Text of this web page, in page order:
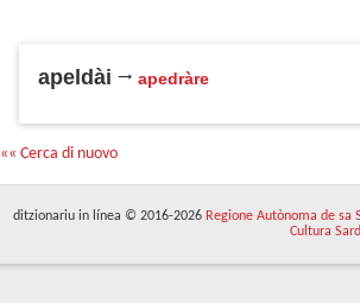
apeldài apedràre
«« Cerca di nuovo
ditzionariu in línea © 2016-2026 Regione Autònoma de sa
Cultura